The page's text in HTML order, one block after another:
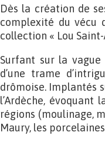
Dès la création de
complexité du vécu
collection « Lou
Surfant sur la
d’une trame
drômoise. Implantés
l’Ardèche,
régions (moulinage,
Maury, les